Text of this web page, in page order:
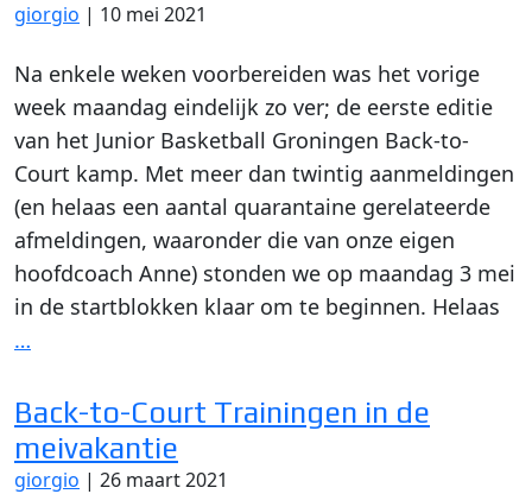
giorgio | 10 mei 2021
Na enkele weken voorbereiden was het vorige
week maandag eindelijk zo ver; de eerste editie
van het Junior Basketball Groningen Back-to-
Court kamp. Met meer dan twintig aanmeldingen
(en helaas een aantal quarantaine gerelateerde
afmeldingen, waaronder die van onze eigen
hoofdcoach Anne) stonden we op maandag 3 mei
in de startblokken klaar om te beginnen. Helaas
…
Back-to-Court Trainingen in de
meivakantie
giorgio | 26 maart 2021